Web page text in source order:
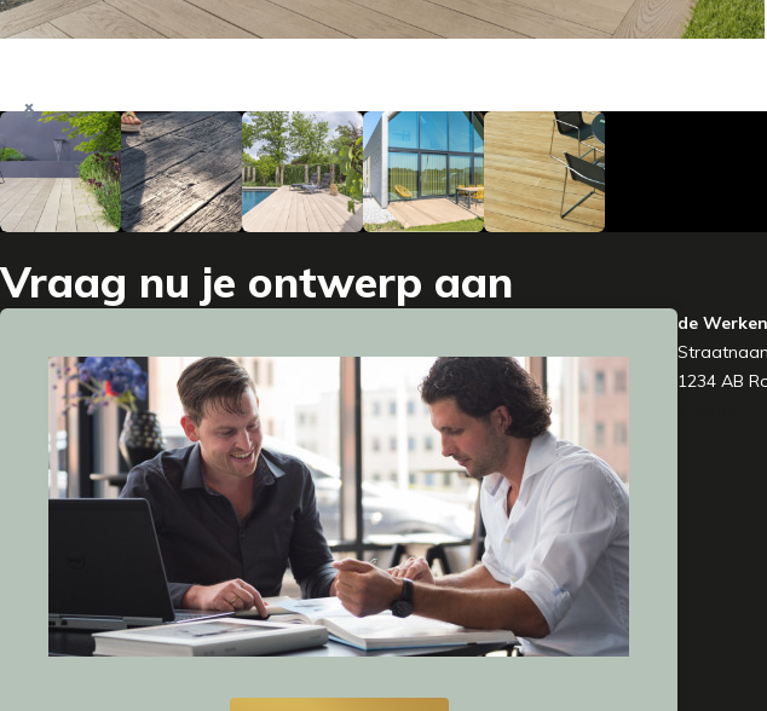
Vraag nu je ontwerp aan
de
1234 AB